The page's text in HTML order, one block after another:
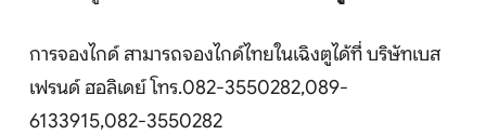
โปรไฟไหม้
ทัวร์ในประเทศ
การจองไกด์ สามารถจองไกด์ไทยในเฉิงตูได้ที่ บริษัทเบส
เฟรนด์ ฮอลิเดย์ โทร.082-3550282,089-
6133915,082-3550282